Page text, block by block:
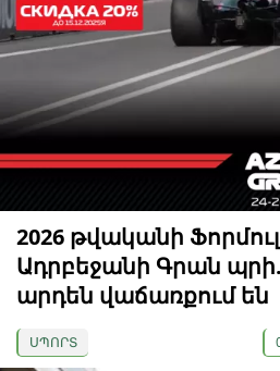
2026 թվականի
Ադրբեջանի Գրան
արդեն վաճառքում են
ՍՊՈՐՏ